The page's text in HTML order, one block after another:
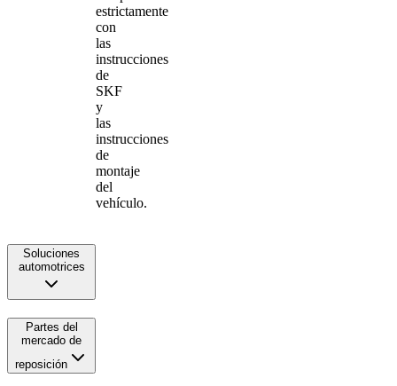
estrictamente
con
las
instrucciones
de
SKF
y
las
instrucciones
de
montaje
del
vehículo.
Soluciones
automotrices
Partes del
mercado de
reposición